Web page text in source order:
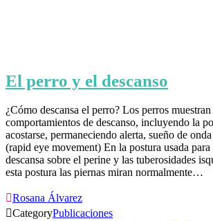
El perro y el descanso
¿Cómo descansa el perro? Los perros
comportamientos de descanso, incluyendo la
acostarse, permaneciendo alerta, sueño de
(rapid eye movement) En la postura usada para
descansa sobre el perine y las tuberosidades
esta postura las piernas miran normalmente…
Rosana Álvarez
CategoryPublicaciones